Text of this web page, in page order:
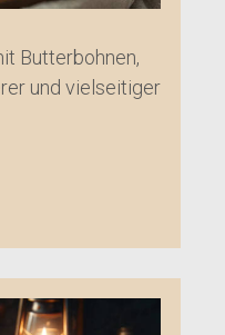
Butterbohnen,
und vielseitiger